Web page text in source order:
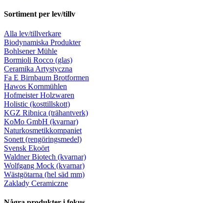
Sortiment per lev/tillv
Alla lev/tillverkare
Biodynamiska Produkter
Bohlsener Mühle
Bormioli Rocco (glas)
Ceramika Artystyczna
Fa E Birnbaum Brotformen
Hawos Kornmühlen
Hofmeister Holzwaren
Holistic (kosttillskott)
KGZ Ribnica (trähantverk)
KoMo GmbH (kvarnar)
Naturkosmetikkompaniet
Sonett (rengöringsmedel)
Svensk Ekoört
Waldner Biotech (kvarnar)
Wolfgang Mock (kvarnar)
Wästgötarna (hel säd mm)
Zaklady Ceramiczne